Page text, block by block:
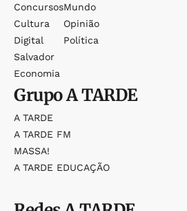
Concursos
Cultura
Digital
Salvador
Economia
Mundo
Opinião
Política
GrupoA TARDE
A TARDE
A TARDE FM
MASSA!
A TARDE EDUCAÇÃO